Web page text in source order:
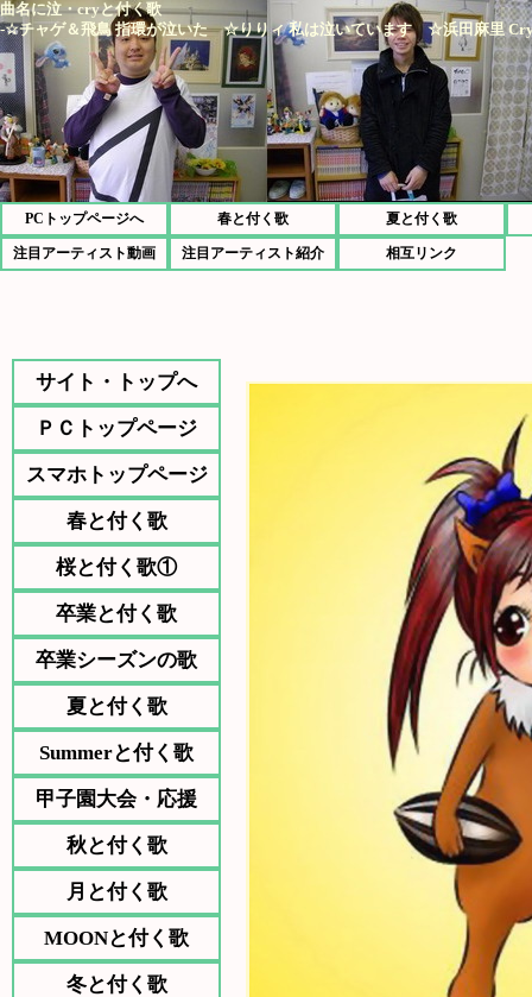
曲名に泣・cryと付く歌
-☆チャゲ＆飛鳥 指環が泣いた ☆りりィ 私は泣いています ☆浜田麻里 Cry
PCトップページへ 春と付く歌 夏と付く歌
注目アーティスト動画 注目アーティスト紹介 相互リンク
サイト・トップへ
ＰＣトップページ
スマホトップページ
春と付く歌
桜と付く歌①
卒業と付く歌
卒業シーズンの歌
夏と付く歌
Summerと付く歌
甲子園大会・応援
秋と付く歌
月と付く歌
MOONと付く歌
冬と付く歌